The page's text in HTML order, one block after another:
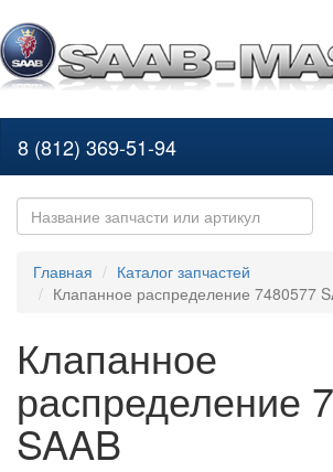
8 (812) 369-51-94
Главная
Каталог запчастей
Клапанное распределение 7480577
Клапанное
распределение
SAAB